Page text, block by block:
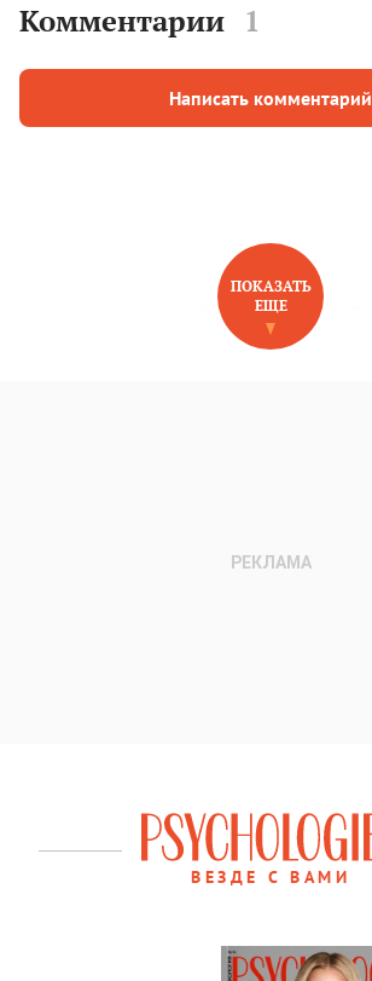
Комментарии 1
Написать комментарий
НОВОЕ НА САЙТЕ
ПОКАЗАТЬ
ЕЩЕ
ВЕЗДЕ С ВАМИ